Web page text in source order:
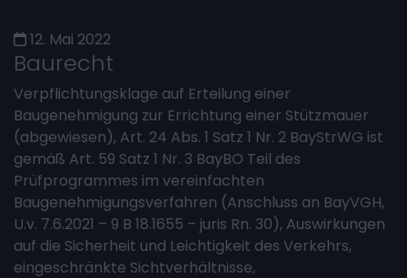
12. Mai 2022
Baurecht
Verpflichtungsklage auf Erteilung einer
Baugenehmigung zur Errichtung einer Stützmauer
(abgewiesen), Art. 24 Abs. 1 Satz 1 Nr. 2 BayStrWG ist
gemäß Art. 59 Satz 1 Nr. 3 BayBO Teil des
Prüfprogrammes im vereinfachten
Baugenehmigungsverfahren (Anschluss an BayVGH,
U.v. 7.6.2021 – 9 B 18.1655 – juris Rn. 30), Auswirkungen
auf die Sicherheit und Leichtigkeit des Verkehrs,
eingeschränkte Sichtverhältnisse,